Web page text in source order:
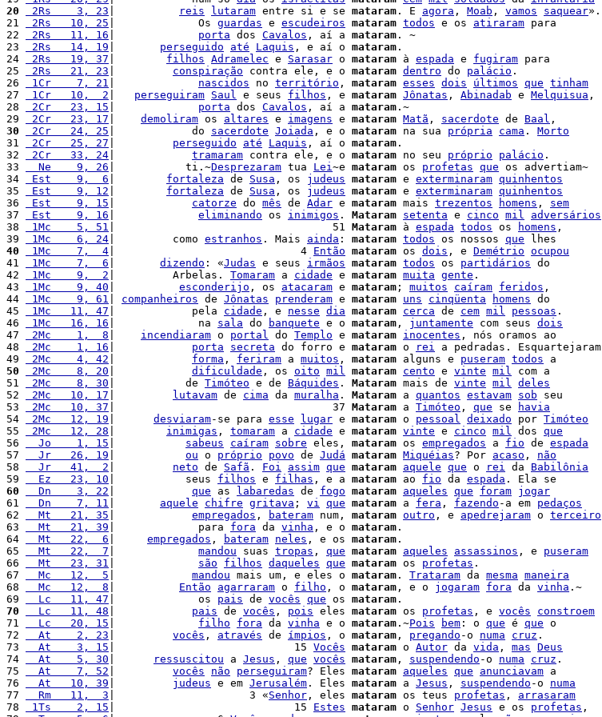
20
2Rs    3, 23 reis lutaram entre si e se mataram . E agora , Moab , vamos saquear».
21
2Rs   10, 25 |             Os guardas e escudeiros mataram todos e os atiraram para
22
2Rs   11, 16 porta dos Cavalos , aí a mataram . ~
23
2Rs   14, 19 perseguido até Laquis , e aí o mataram .
24
2Rs   19, 37 filhos Adramelec e Sarasar o mataram à espada e fugiram para
25
2Rs   21, 23 conspiração contra ele, e o mataram dentro do palácio .
26
1Cr    7, 21 nascidos no território , mataram esses dois últimos que tinham
27
1Cr   10,  2 perseguiram Saul e seus filhos , e mataram Jônatas , Abinadab e Melquisua ,
28
2Cr   23, 15 porta dos Cavalos , aí a mataram .~
29
2Cr   23, 17 demoliram os altares e imagens e mataram Matã , sacerdote de Baal
30
2Cr   24, 25 |            do sacerdote Joiada , e o mataram na sua própria cama . Morto
31
2Cr   25, 27 perseguido até Laquis , aí o mataram .
32
2Cr   33, 24 tramaram contra ele, e o mataram no seu próprio palácio .
33
  Ne    9, 26
|           ti.~Desprezaram tua Lei~e mataram os profetas que os advertiam~
34
Est    9,  6 fortaleza de Susa , os judeus mataram e exterminaram quinhentos
35
Est    9, 12 fortaleza de Susa , os judeus mataram e exterminaram quinhentos
36
Est    9, 15 catorze do mês de Adar e mataram mais trezentos homens , sem
37
Est    9, 16 eliminando os inimigos . Mataram setenta e cinco mil adversários
38
1Mc    5, 51 |                                  51 Mataram à espada todos os homens ,
39
1Mc    6, 24 |         como estranhos . Mais ainda : mataram todos os nossos que
40
1Mc    7,  4 |                             4 Então mataram os dois , e Demétrio ocupou
41
1Mc    7,  6 dizendo : «Judas e seus irmãos mataram todos os partidários do
42
1Mc    9,  2 |         Arbelas. Tomaram a cidade e mataram muita gente .
43
1Mc    9, 40 esconderijo , os atacaram e mataram ; muitos caíram feridos ,
44
1Mc    9, 61 companheiros de Jônatas prenderam e mataram uns cinqüenta homens do
45
1Mc   11, 47 |            pela cidade , e nesse dia mataram cerca de cem mil pessoas .
46
1Mc   16, 16 |             na sala do banquete e o mataram , juntamente com seus dois
47
2Mc    1,  8 incendiaram o portal do Templo e mataram inocentes , nós oramos ao
48
2Mc    1, 16 porta secreta do forro e mataram o rei a pedradas. Esquartejaram
49
2Mc    4, 42 forma , feriram a muitos , mataram alguns e puseram todos
50
2Mc    8, 20 dificuldade , os oito mil mataram cento e vinte mil com a
51
2Mc    8, 30 |           de Timóteo e de Báquides . Mataram mais de vinte mil deles
52
2Mc   10, 17 lutavam de cima da muralha . Mataram a quantos estavam sob seu
53
2Mc   10, 37 |                                  37 Mataram a Timóteo , que se
havia
54
2Mc   12, 19 desviaram-se para esse lugar e mataram o pessoal deixado por Timóteo
55
2Mc   12, 28 inimigas , tomaram a cidade e mataram vinte e cinco mil dos que
56
  Jo    1, 15
sabeus caíram sobre eles, mataram os empregados a fio de espada
57
  Jr   26, 19
ou o próprio povo de Judá mataram Miquéias? Por acaso , não
58
  Jr   41,  2
neto de Safã . Foi assim que mataram aquele que o rei da Babilônia
59
  Ez   23, 10
|           seus filhos e filhas , e a mataram ao fio da espada
60
  Dn    3, 22
que as labaredas de fogo mataram aqueles que foram jogar
61
  Dn    7, 11
aquele chifre gritava ; vi que mataram a fera , fazendo -a em pedaços
62
  Mt   21, 35
empregados , bateram num, mataram outro , e apedrejaram o terceiro
63
  Mt   21, 39
|             para fora da vinha , e o mataram .
64
  Mt   22,  6
empregados , bateram neles , e os mataram .
65
  Mt   22,  7
mandou suas tropas , que mataram aqueles assassinos , e puseram
66
  Mt   23, 31
são filhos daqueles que mataram os profetas .
67
  Mc   12,  5
mandou mais um, e eles o mataram . Trataram da mesma maneira
68
  Mc   12,  8
Então agarraram o filho , o mataram , e o jogaram fora da vinha .~
69
  Lc   11, 47
|             os pais de vocês que os mataram
70
  Lc   11, 48
pais de vocês , pois eles mataram os profetas , e vocês
constroem
71
  Lc   20, 15
filho fora da vinha e o mataram .~Pois bem : o que é que o
72
  At    2, 23
vocês , através de ímpios , o mataram , pregando -o numa cruz .
73
  At    3, 15
|                            15 Vocês mataram o Autor da vida , mas Deus
74
  At    5, 30
ressuscitou a Jesus , que vocês mataram , suspendendo -o numa cruz .
75
  At    7, 52
vocês não perseguiram? Eles mataram aqueles que anunciavam a
76
  At   10, 39
judeus e em Jerusalém . Eles mataram a Jesus , suspendendo -o numa
77
  Rm   11,  3
|                     3 «Senhor , eles mataram os teus profetas , arrasaram
78
1Ts    2, 15 |                            15 Estes mataram o Senhor Jesus e os profetas ,